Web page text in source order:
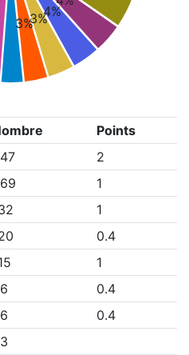
4%
3%
3%
Points
2
1
1
0.4
1
0.4
0.4